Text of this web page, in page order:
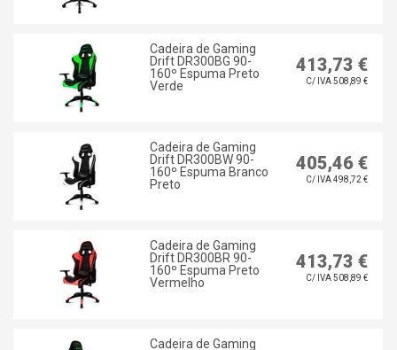
Cadeira de Gaming
Drift DR300BG 90-
160º Espuma Preto
Verde
413,73 €
C/ IVA 508,89 €
Cadeira de Gaming
Drift DR300BW 90-
160º Espuma Branco
Preto
405,46 €
C/ IVA 498,72 €
Cadeira de Gaming
Drift DR300BR 90-
160º Espuma Preto
Vermelho
413,73 €
C/ IVA 508,89 €
Cadeira de Gaming